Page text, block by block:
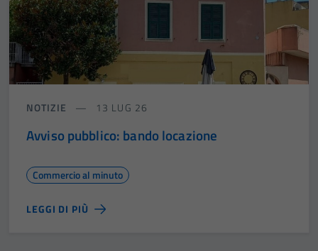
NOTIZIE 13 LUG 26
Avviso pubblico: bando locazione
Commercio al minuto
LEGGI DI PIÙ